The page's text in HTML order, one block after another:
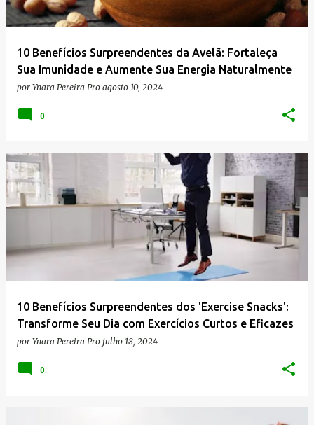
g
e
10 Benefícios Surpreendentes da Avelã: Fortaleça
Sua Imunidade e Aumente Sua Energia Naturalmente
por Ynara Pereira Pro agosto 10, 2024
0
10 Benefícios Surpreendentes dos 'Exercise Snacks':
Transforme Seu Dia com Exercícios Curtos e Eficazes
por Ynara Pereira Pro julho 18, 2024
0